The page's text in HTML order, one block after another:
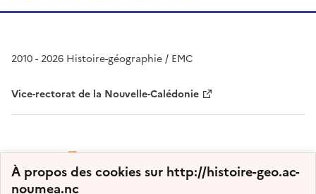
À propos des cookies sur http://histoire-geo.ac-
noumea.nc
2010 - 2026 Histoire-géographie / EMC
Vice-rectorat de la Nouvelle-Calédonie